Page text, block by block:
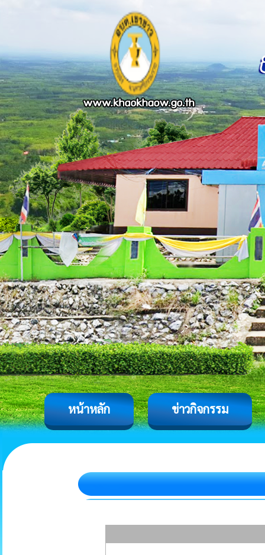
หน้าหลัก ข่าวกิจกรรม